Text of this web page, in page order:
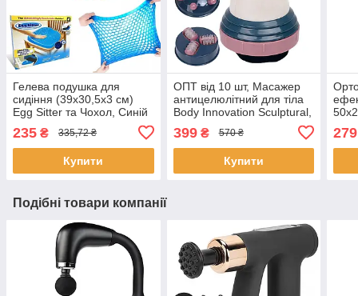
Гелева подушка для
сидіння (39х30,5х3 см)
Egg Sitter та Чохол, Синій
для хребта
235 ₴ 335,72 ₴
Купити
ОПТ від 10 шт, Масажер
антицелюлітний для тіла
Body Innovation Sculptural,
інфрачервоний
вібромасажер для тіла
399₴ 570 ₴
Купити
сну
Подібні товари компанії